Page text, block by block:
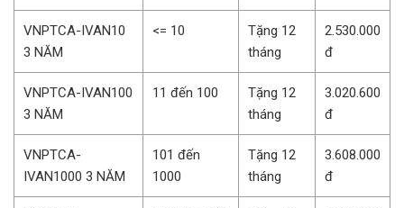
VNPTCA-IVAN10
3 NĂM
<= 10
Tặng 12
tháng
2.530.000
đ
VNPTCA-IVAN100
3 NĂM
11 đến 100
Tặng 12
tháng
3.020.600
đ
VNPTCA-
IVAN1000 3 NĂM
101 đến
1000
Tặng 12
tháng
3.608.000
đ